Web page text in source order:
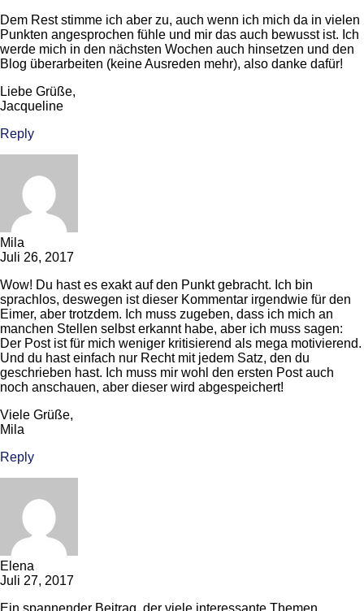
Dem Rest stimme ich aber zu, auch wenn ich mich da in vielen
Punkten angesprochen fühle und mir das auch bewusst ist. Ich
werde mich in den nächsten Wochen auch hinsetzen und den
Blog überarbeiten (keine Ausreden mehr), also danke dafür!
Liebe Grüße,
Jacqueline
Reply
Mila
Juli 26, 2017
Wow! Du hast es exakt auf den Punkt gebracht. Ich bin
sprachlos, deswegen ist dieser Kommentar irgendwie für den
Eimer, aber trotzdem. Ich muss zugeben, dass ich mich an
manchen Stellen selbst erkannt habe, aber ich muss sagen:
Der Post ist für mich weniger kritisierend als mega motivierend.
Und du hast einfach nur Recht mit jedem Satz, den du
geschrieben hast. Ich muss mir wohl den ersten Post auch
noch anschauen, aber dieser wird abgespeichert!
Viele Grüße,
Mila
Reply
Elena
Juli 27, 2017
Ein spannender Beitrag, der viele interessante Themen